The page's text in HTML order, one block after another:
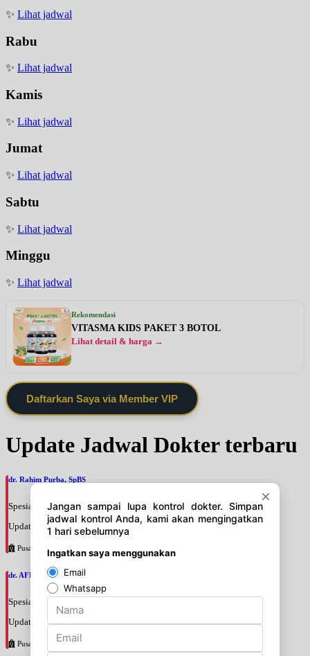
✨ Lihat jadwal
Rabu
✨ Lihat jadwal
Kamis
✨ Lihat jadwal
Jumat
✨ Lihat jadwal
Sabtu
✨ Lihat jadwal
Minggu
✨ Lihat jadwal
Rekomendasi
VITASMA KIDS PAKET 3 BOTOL
Lihat detail & harga →
Daftarkan Saya via Member VIP
Update Jadwal Dokter terbaru
dr. Rahim Purba, SpBS
Spesialis: Bedah Saraf
Update terakhir: 2026-08-06 15:19:02
Pusat Pertamina
dr. AFRIYANTI SANDHI, SpBPRE
Spesialis: Bedah Plastik
Update terakhir: 2026-08-06 15:15:38
Pusat Pertamina